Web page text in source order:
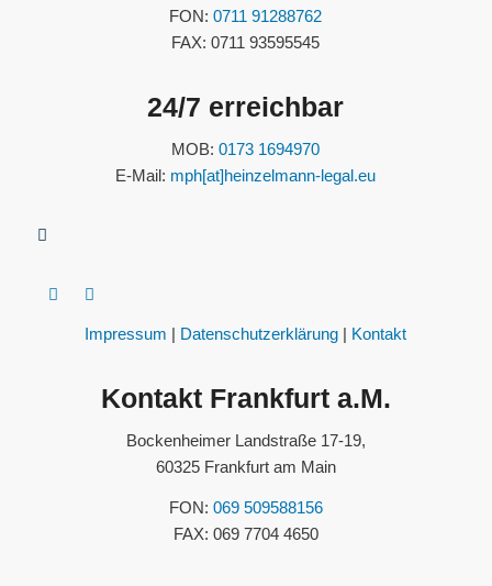
FON:0711 91288762
FAX: 0711 93595545
24/7 erreichbar
MOB:0173 1694970
E-Mail: mph[at]heinzelmann-legal.eu
Impressum | Datenschutzerklärung | Kontakt
Kontakt Frankfurt a.M.
Bockenheimer Landstraße 17-19,
60325 Frankfurt am Main
FON: 069 509588156
FAX: 069 7704 4650